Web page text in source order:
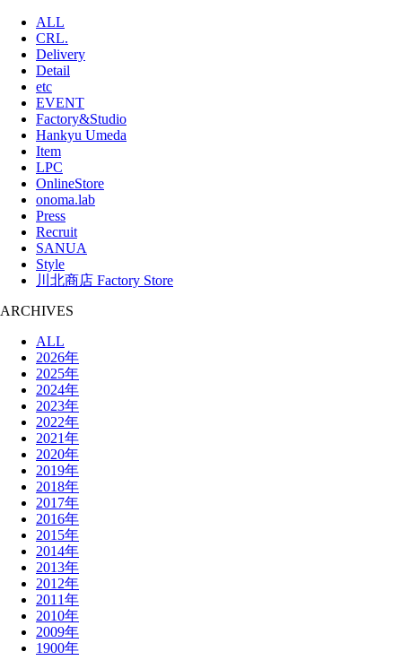
ALL
CRL.
Delivery
Detail
etc
EVENT
Factory&Studio
Hankyu Umeda
Item
LPC
OnlineStore
onoma.lab
Press
Recruit
SANUA
Style
川北商店 Factory Store
ARCHIVES
ALL
2026年
2025年
2024年
2023年
2022年
2021年
2020年
2019年
2018年
2017年
2016年
2015年
2014年
2013年
2012年
2011年
2010年
2009年
1900年